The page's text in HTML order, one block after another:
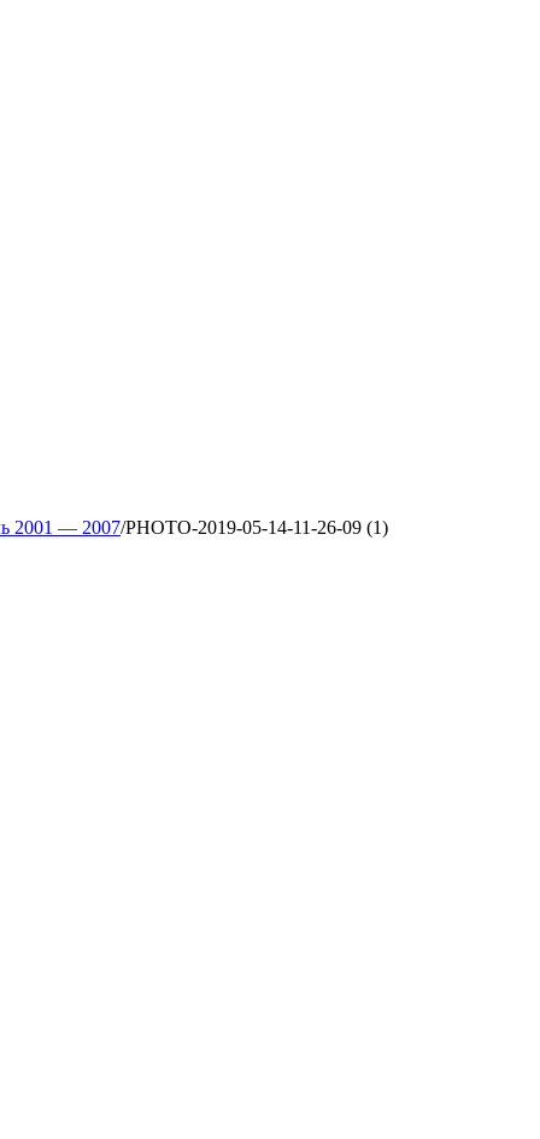
2001 — 2007/PHOTO-2019-05-14-11-26-09 (1)